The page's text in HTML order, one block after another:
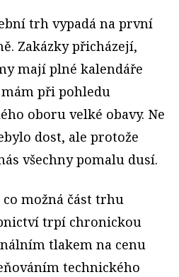
trh vypadá na první
Zakázky přicházejí,
mají plné kalendáře
při pohledu
oboru velké obavy. Ne
dost, ale protože
všechny pomalu dusí.
možná část trhu
trpí chronickou
tlakem na cenu
technického